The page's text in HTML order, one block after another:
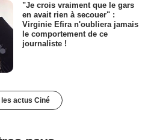
"Je crois vraiment que le gars
en avait rien à secouer" :
Virginie Efira n'oubliera jamais
le comportement de ce
journaliste !
les actus Ciné